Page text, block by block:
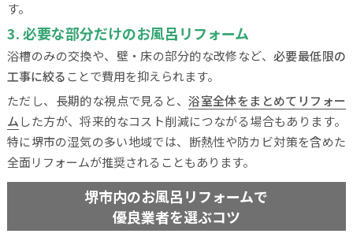
す。
3. 必要な部分だけのお風呂リフォーム
浴槽のみの交換や、壁・床の部分的な改修など、 必要最低限の
工事に絞る ことで費用を抑えられます。
ただし、長期的な視点で見ると、浴室全体をまとめてリフォー
ムした方が、将来的なコスト削減につながる場合もあります。
特に堺市の湿気の多い地域では、断熱性や防カビ対策を含めた
全面リフォームが推奨されることもあります。
堺市内のお風呂リフォームで
優良業者を選ぶコツ